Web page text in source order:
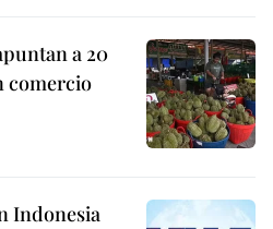
a 20
comercio
Indonesia